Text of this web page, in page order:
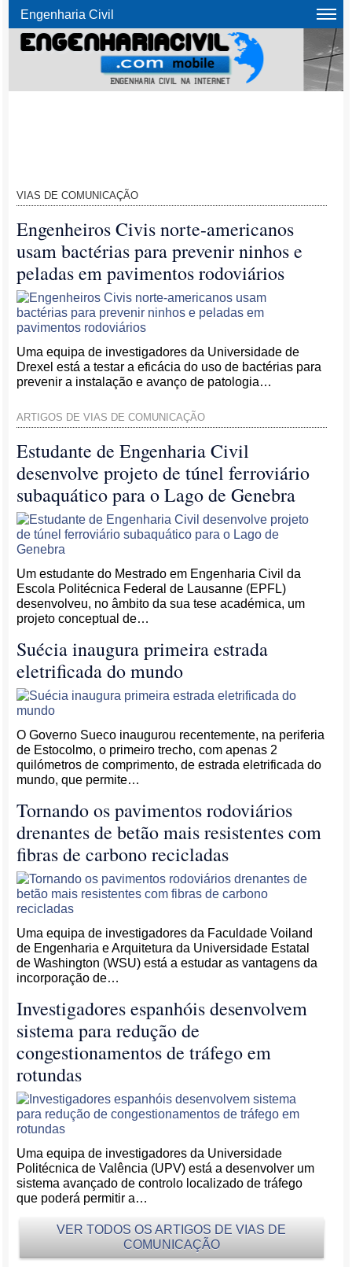
Engenharia Civil
VIAS DE COMUNICAÇÃO
Engenheiros Civis norte-americanos
usam bactérias para prevenir ninhos e
peladas em pavimentos rodoviários
Uma equipa de investigadores da Universidade de
Drexel está a testar a eficácia do uso de bactérias para
prevenir a instalação e avanço de patologia…
ARTIGOS DE VIAS DE COMUNICAÇÃO
Estudante de Engenharia Civil
desenvolve projeto de túnel ferroviário
subaquático para o Lago de Genebra
Um estudante do Mestrado em Engenharia Civil da
Escola Politécnica Federal de Lausanne (EPFL)
desenvolveu, no âmbito da sua tese académica, um
projeto conceptual de…
Suécia inaugura primeira estrada
eletrificada do mundo
O Governo Sueco inaugurou recentemente, na periferia
de Estocolmo, o primeiro trecho, com apenas 2
quilómetros de comprimento, de estrada eletrificada do
mundo, que permite…
Tornando os pavimentos rodoviários
drenantes de betão mais resistentes com
fibras de carbono recicladas
Uma equipa de investigadores da Faculdade Voiland
de Engenharia e Arquitetura da Universidade Estatal
de Washington (WSU) está a estudar as vantagens da
incorporação de…
Investigadores espanhóis desenvolvem
sistema para redução de
congestionamentos de tráfego em
rotundas
Uma equipa de investigadores da Universidade
Politécnica de Valência (UPV) está a desenvolver um
sistema avançado de controlo localizado de tráfego
que poderá permitir a…
VER TODOS OS ARTIGOS DE VIAS DE
COMUNICAÇÃO